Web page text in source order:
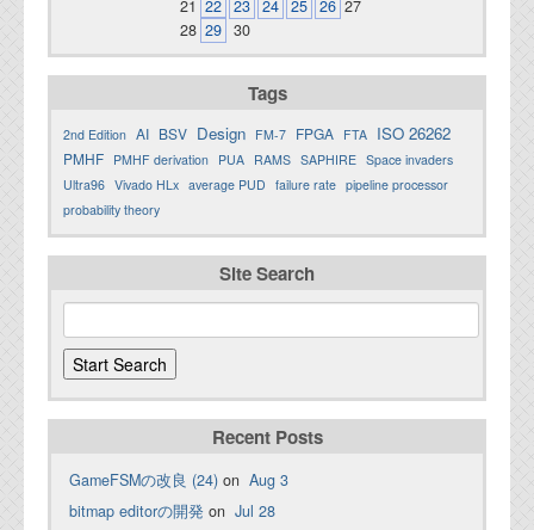
21 22 23 24 25 26 27
28 29 30
Tags
2nd Edition AI BSV Design FM-7 FPGA FTA ISO 26262
PMHF PMHF derivation PUA RAMS SAPHIRE Space invaders
Ultra96 Vivado HLx average PUD failure rate pipeline processor
probability theory
Site Search
Recent Posts
GameFSMの改良 (24) on Aug 3
bitmap editorの開発 on Jul 28